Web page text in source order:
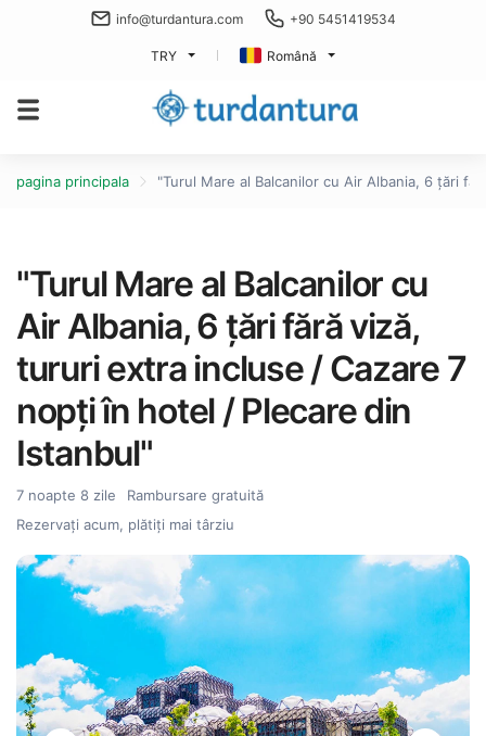
info@turdantura.com +90 5451419534
TRY Română
pagina principala "Turul Mare al Balcanilor cu Air Albania, 6 țări
"Turul Mare al Balcanilor cu
Air Albania, 6 țări fără viză,
tururi extra incluse / Cazare 7
nopți în hotel / Plecare din
Istanbul"
7 noapte 8 zile
Rambursare gratuită
Rezervați acum, plătiți mai târziu